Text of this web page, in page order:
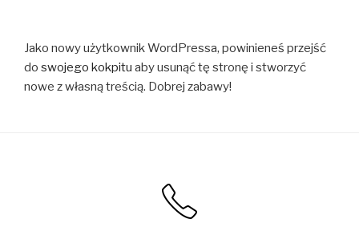
Jako nowy użytkownik WordPressa, powinieneś przejść
do swojego kokpitu aby usunąć tę stronę i stworzyć
nowe z własną treścią. Dobrej zabawy!